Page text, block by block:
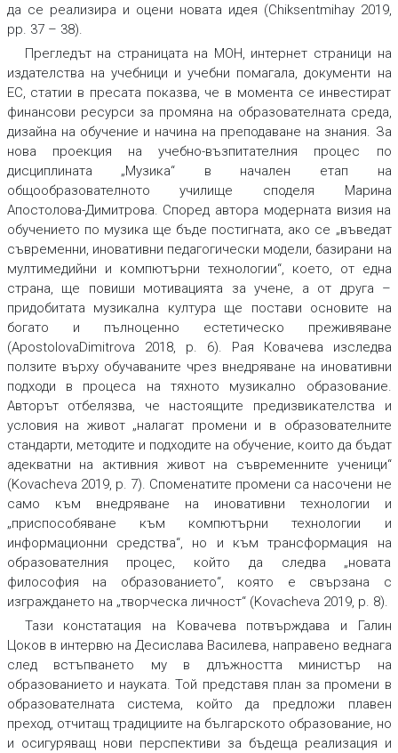
да се реализира и оцени новата идея (Chiksentmihay 2019,
pp. 37 – 38).
Прегледът на страницата на МОН, интернет страници на
издателства на учебници и учебни помагала, документи на
ЕС, статии в пресата показва, че в момента се инвестират
финансови ресурси за промяна на образователната среда,
дизайна на обучение и начина на преподаване на знания. За
нова проекция на учебно-възпитателния процес по
дисциплината „Музика“ в начален етап на
общообразователното училище споделя Марина
Апостолова-Димитрова. Според автора модерната визия на
обучението по музика ще бъде постигната, ако се „въведат
съвременни, иновативни педагогически модели, базирани на
мултимедийни и компютърни технологии“, което, от една
страна, ще повиши мотивацията за учене, а от друга –
придобитата музикална култура ще постави основите на
богато и пълноценно естетическо преживяване
(ApostolovaDimitrova 2018, p. 6). Рая Ковачева изследва
ползите върху обучаваните чрез внедряване на иновативни
подходи в процеса на тяхното музикално образование.
Авторът отбелязва, че настоящите предизвикателства и
условия на живот „налагат промени и в образователните
стандарти, методите и подходите на обучение, които да бъдат
адекватни на активния живот на съвременните ученици“
(Kovacheva 2019, p. 7). Споменатите промени са насочени не
само към внедряване на иновативни технологии и
„приспособяване към компютърни технологии и
информационни средства“, но и към трансформация на
образователния процес, който да следва „новата
философия на образованието“, която е свързана с
изграждането на „творческа личност“ (Kovacheva 2019, p. 8).
Тази констатация на Ковачева потвърждава и Галин
Цоков в интервю на Десислава Василева, направено веднага
след встъпването му в длъжността министър на
образованието и науката. Той представя план за промени в
образователната система, който да предложи плавен
преход, отчитащ традициите на българското образование, но
и осигуряващ нови перспективи за бъдеща реализация и